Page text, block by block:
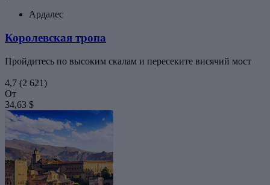
Ардалес
Королевская тропа
Пройдитесь по высоким скалам и пересеките висячий мост
4,7 (2 621)
От
34,63 $